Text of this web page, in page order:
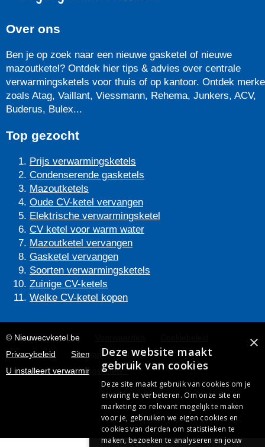
Over ons
Ben je op zoek naar een nieuwe gasketel of nieuwe
mazoutketel? Ontdek hier tips & advies over centrale
verwarmingsketels voor thuis of op kantoor. Ontdek
zoals Atag, Vaillant, Viessmann, Rehema, Junkers, ACV,
Buderus, Bulex...
Top gezocht
Prijs verwarmingsketels
Condenserende gasketels
Mazoutketels
Oude CV-ketel vervangen
Elektrische verwarmingsketel
CV ketel voor warm water
Mazoutketel vervangen
Gasketel vervangen
Soorten verwarmingsketels
Zuinige CV-ketels
Welke CV-ketel kopen
© Nieuwecvketel.be
Privacybeleid
Sitemap
Contact
U installeert verwarmingsketels?
×
Deze website maakt
gebruik van cookies
Deze site maakt gebruik van cookies om je
ervaring te verbeteren. Om onze site en
marketing zo relevant mogelijk te maken
voor je, gebruiken we eigen cookies en
cookies van derden om statistieken te
maken, bezoeken te analyseren en jouw